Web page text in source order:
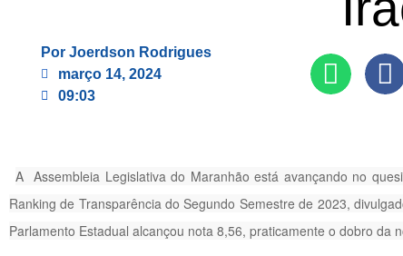
Por Joerdson Rodrigues
março 14, 2024
09:03
A Assembleia Legislativa do Maranhão está avançando no
Ranking de Transparência do Segundo Semestre de 2023,
Parlamento Estadual alcançou nota 8,56, praticamente o dobro